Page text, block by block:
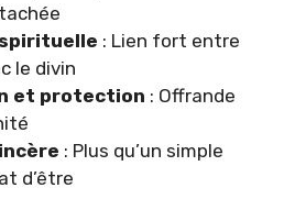
: Lien fort entre
le divin
et protection : Offrande
: Plus qu’un simple
d’être